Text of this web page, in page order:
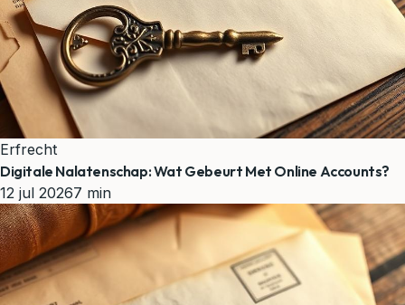
Erfrecht
Digitale Nalatenschap: Wat Gebeurt Met Online Accounts?
12 jul 20267 min